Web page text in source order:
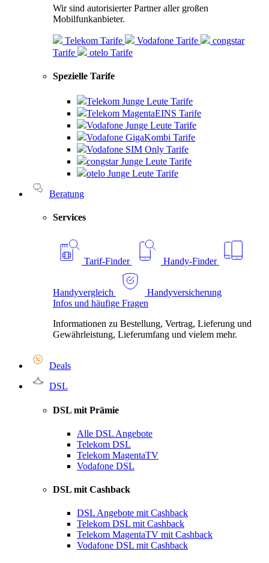
Wir sind autorisierter Partner aller großen
Mobilfunkanbieter.
Telekom Tarife Vodafone Tarife
congstar
Tarife
otelo Tarife
Spezielle Tarife
Telekom Junge Leute Tarife
Telekom MagentaEINS Tarife
Vodafone Junge Leute Tarife
Vodafone GigaKombi Tarife
Vodafone SIM Only Tarife
congstar Junge Leute Tarife
otelo Junge Leute Tarife
Beratung
Services
Tarif-Finder Handy-Finder
Handyvergleich
Handyversicherung
Infos und häufige Fragen
Informationen zu Bestellung, Vertrag, Lieferung und
Gewährleistung, Lieferumfang und vielem mehr.
Deals
DSL
DSL mit Prämie
Alle DSL Angebote
Telekom DSL
Telekom MagentaTV
Vodafone DSL
DSL mit Cashback
DSL Angebote mit Cashback
Telekom DSL mit Cashback
Telekom MagentaTV mit Cashback
Vodafone DSL mit Cashback